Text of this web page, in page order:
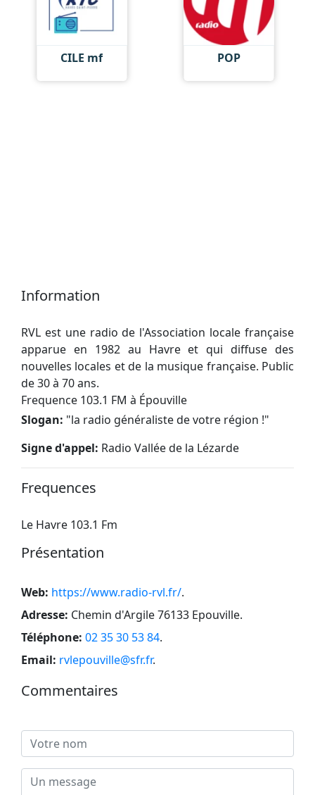
CILE mf POP
Information
RVL est une radio de l'Association locale française
apparue en 1982 au Havre et qui diffuse des
nouvelles locales et de la musique française. Public
de 30 à 70 ans.
Frequence 103.1 FM à Épouville
Slogan: "la radio généraliste de votre région !"
Signe d'appel: Radio Vallée de la Lézarde
Frequences
Le Havre 103.1 Fm
Présentation
Web: https://www.radio-rvl.fr/.
Adresse: Chemin d'Argile 76133 Epouville.
Téléphone: 02 35 30 53 84.
Email: rvlepouville@sfr.fr.
Commentaires